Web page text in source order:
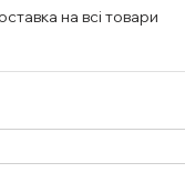
на всі товари